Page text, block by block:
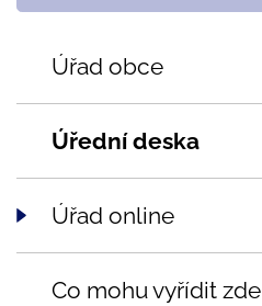
Úřad obce
Úřední deska
Úřad online
Co mohu vyřídit zde